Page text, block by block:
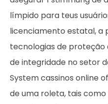
límpido para teus
licenciamento estatal,
tecnologias de
de integridade no setor
System cassinos online
de uma roleta, tais